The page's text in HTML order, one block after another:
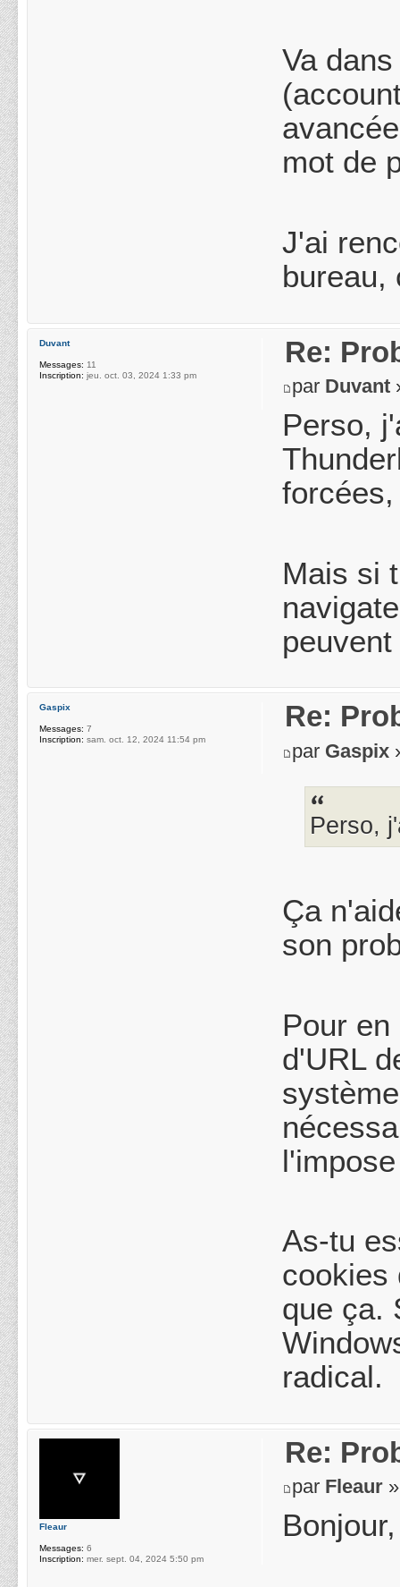
Va
mot de
J'ai
bureau,
Re:
par Duvant
Perso,
Mais si
Duvant
Messages: 11
Inscription: jeu. oct. 03, 2024 1:33 pm
Re:
par Gaspix
Perso,
Ça
son
Pour
d'URL
As-tu
cookies
que ça.
radical.
Gaspix
Messages: 7
Inscription: sam. oct. 12, 2024 11:54 pm
Re:
par Fleaur
Bonjour,
Fleaur
Messages: 6
Inscription: mer. sept. 04, 2024 5:50 pm